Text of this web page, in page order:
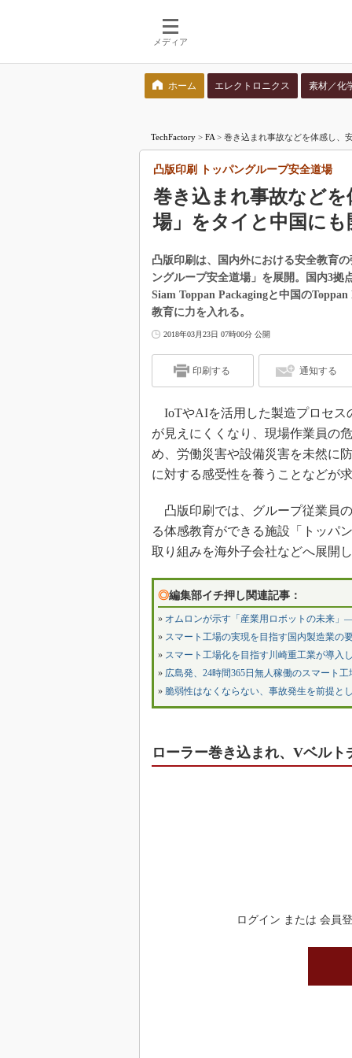
メディア
ホーム エレクトロニクス 素材／化
TechFactory > FA > 巻き込まれ事故などを体感し、
巻き込まれ事故など
場」をタイと中国にも
凸版印刷 トッパングループ安全道場
凸版印刷は、国内外における安全教育
ングループ安全道場」を展開。国内3拠
Siam Toppan Packagingと中国の
教育に力を入れる。
2018年03月23日 07時00分 公開
印刷する 通知する
IoTやAIを活用した製造プロセス
が見えにくくなり、現場作業員の
め、労働災害や設備災害を未然に
に対する感受性を養うことなどが
凸版印刷では、グループ従業員
る体感教育ができる施設「トッパ
取り組みを海外子会社などへ展開
◎編集部イチ押し関連記事：
» オムロンが示す「産業用ロボットの未来
» スマート工場の実現を目指す国内製造業の
» スマート工場化を目指す川崎重工業が導入
» 広島発、24時間365日無人稼働のスマート
» 脆弱性はなくならない、事故発生を前提と
ローラー巻き込まれ、Vベル
ログイン または 会員